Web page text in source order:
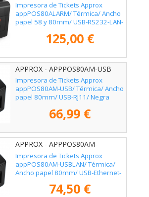
Impresora de Tickets Approx
appPOS80ALARM/ Térmica/ Ancho
papel 58 y 80mm/ USB-RS232-LAN-
125,00 €
APPROX - APPPOS80AM-USB
Impresora de Tickets Approx
appPOS80AM-USB/ Térmica/ Ancho
papel 80mm/ USB-RJ11/ Negra
66,99 €
APPROX - APPPOS80AM-
USBLAN
Impresora de Tickets Approx
appPOS80AM-USBLAN/ Térmica/
Ancho papel 80mm/ USB-Ethernet-
74,50 €